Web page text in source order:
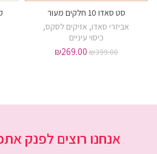
סט סאדו 10 חלקים מעור
אביזרי סאדו, אזיקים לסקס,
כיסוי עיניים
₪399.00
₪269.00
אנחנו רוצים לפנק